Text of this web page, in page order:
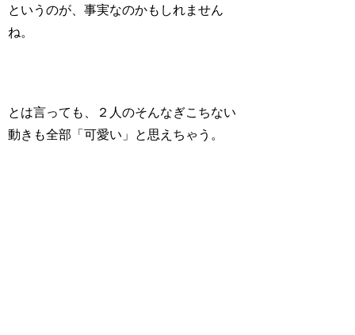
というのが、事実なのかもしれません
ね。
とは言っても、２人のそんなぎこちない
動きも全部「可愛い」と思えちゃう。